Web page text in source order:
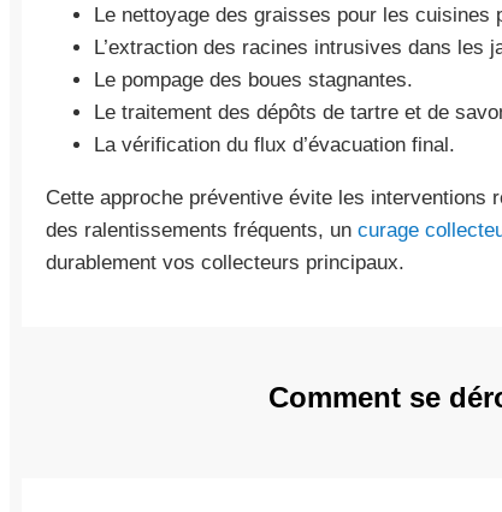
Le nettoyage des graisses pour les cuisines
L’extraction des racines intrusives dans les
Le pompage des boues stagnantes.
Le traitement des dépôts de tartre et de
La vérification du flux d’évacuation final.
Cette approche préventive évite les interventions
des ralentissements fréquents, un curage
durablement vos collecteurs principaux.
Comment se